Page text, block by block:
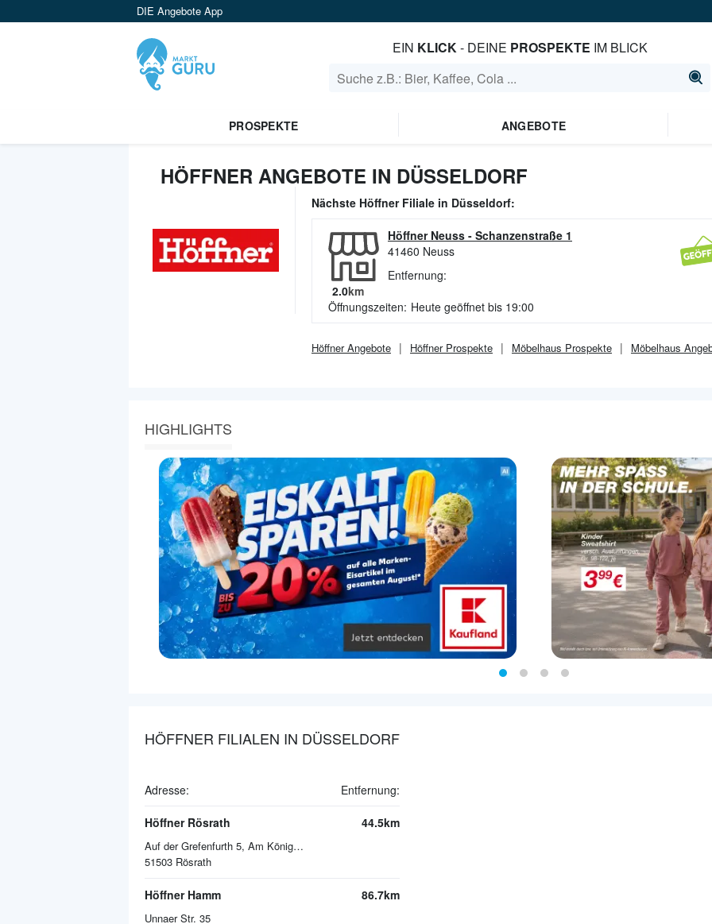
DIE Angebote App
EIN KLICK- DEINE PROSPEKTE IM BLICK
PROSPEKTE ANGEBOTE
HÖFFNER ANGEBOTE IN DÜSSELDORF
Nächste HöffnerFiliale in Düsseldorf:
Höffner Neuss - Schanzenstraße 1
41460 Neuss
Entfernung:
2.0km
Öffnungszeiten: Heute geöffnet bis 19:00
HöffnerAngebote HöffnerProspekte Möbelhaus Prospekte Möbelhaus
HIGHLIGHTS
HÖFFNER FILIALEN IN DÜSSELDORF
Adresse: Entfernung:
Höffner Rösrath
Auf der Grefenfurth 5, Am Königsforst
51503 Rösrath
44.5km
Höffner Hamm
Unnaer Str. 35
86.7km